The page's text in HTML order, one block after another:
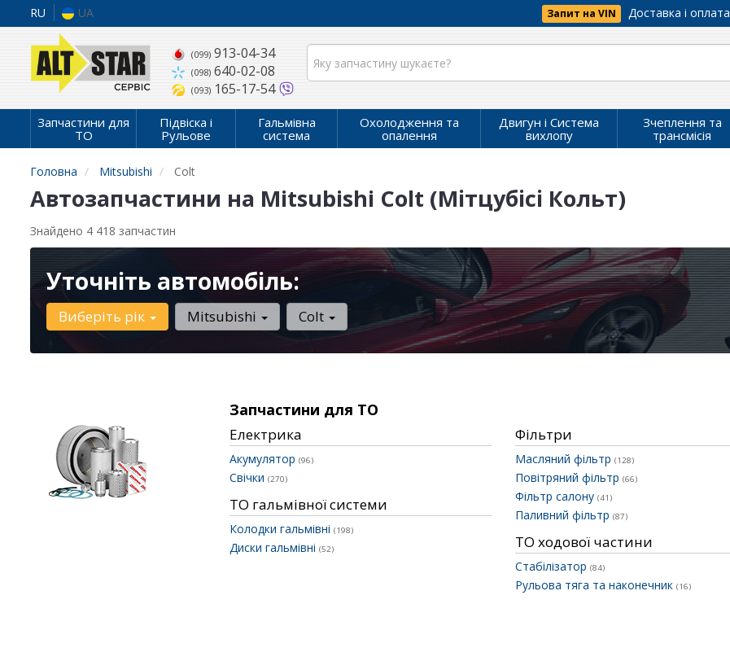
RU UA Запит на VIN Доставка і оплата
(099)913-04-34
(098)640-02-08
(093)165-17-54
Запчастини для
ТО
Підвіска і
Рульове
Гальмівна
система
Охолодження та
опалення
Двигун і Система
вихлопу
Зчеплення та
трансмісія
Головна Mitsubishi Colt
Автозапчастини на Mitsubishi Colt (Мітцубісі Кольт)
Знайдено 4 418 запчастин
Уточніть автомобіль:
Виберіть рік Mitsubishi Colt
Запчастини для ТО
Електрика
Акумулятор (96)
Свічки (270)
Фільтри
Масляний фільтр (128)
Повітряний фільтр (66)
Фільтр салону (41)
Паливний фільтр (87)
ТО гальмівної системи
Колодки гальмівні (198)
Диски гальмівні (52) ТО ходової частини
Стабілізатор (84)
Рульова тяга та наконечник (16)